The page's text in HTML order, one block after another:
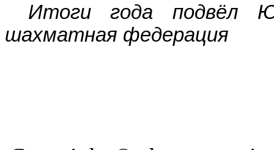
Итоги года подвёл
шахматная федерация